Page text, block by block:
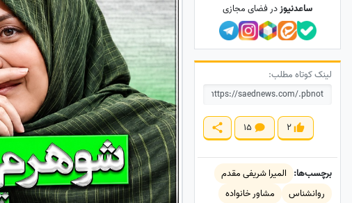
ساعدنیوزدر فضای مجازی
لینک کوتاه مطلب:
2
15
برچسب‌ها: المیرا شریفی مقدم
روانشناس
مشاور خانواده